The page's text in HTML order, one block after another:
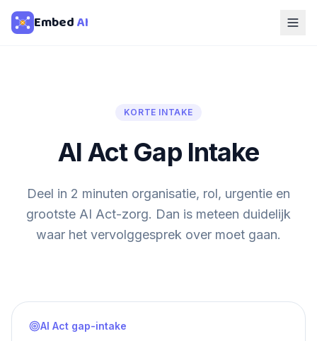
EmbedAI
KORTE INTAKE
AI Act Gap Intake
Deel in 2 minuten organisatie, rol, urgentie en
grootste AI Act-zorg. Dan is meteen duidelijk
waar het vervolggesprek over moet gaan.
AI Act gap-intake